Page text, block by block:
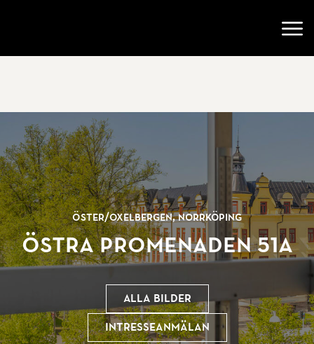
Öster/Oxelbergen, Norrköping
Östra Promenaden 51A
Alla bilder
Intresseanmälan